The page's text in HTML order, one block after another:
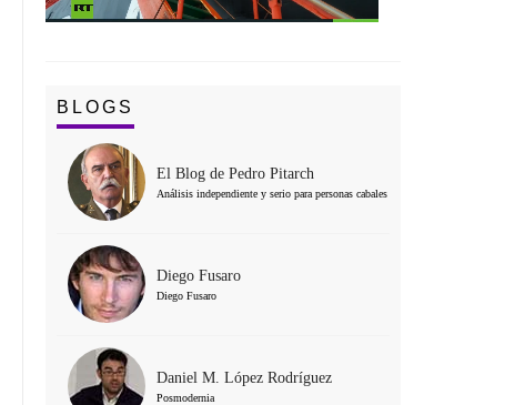
BLOGS
El Blog de Pedro Pitarch
Análisis independiente y serio para personas cabales
Diego Fusaro
Diego Fusaro
Daniel M. López Rodríguez
Posmodernia